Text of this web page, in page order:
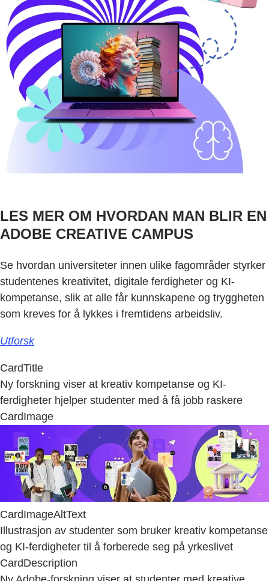
LES MER OM HVORDAN MAN BLIR EN
ADOBE CREATIVE CAMPUS
Se hvordan universiteter innen ulike fagområder styrker
studentenes kreativitet, digitale ferdigheter og KI-
kompetanse, slik at alle får kunnskapene og tryggheten
som kreves for å lykkes i fremtidens arbeidsliv.
Utforsk
CardTitle
Ny forskning viser at kreativ kompetanse og KI-
ferdigheter hjelper studenter med å få jobb raskere
CardImage
CardImageAltText
Illustrasjon av studenter som bruker kreativ kompetanse
og KI-ferdigheter til å forberede seg på yrkeslivet
CardDescription